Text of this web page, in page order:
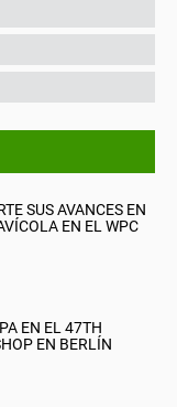
SUS AVANCES EN
EN EL WPC
EN EL 47TH
EN BERLÍN